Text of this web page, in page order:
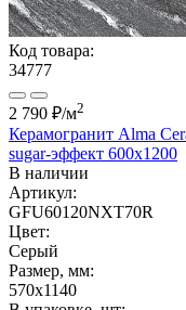
Код товара:
34777
2 790 ₽/м2
Керамогранит Alma
sugar-эффект 600x1200
В наличии
Артикул:
GFU60120NXT70R
Цвет:
Серый
Размер, мм:
570x1140